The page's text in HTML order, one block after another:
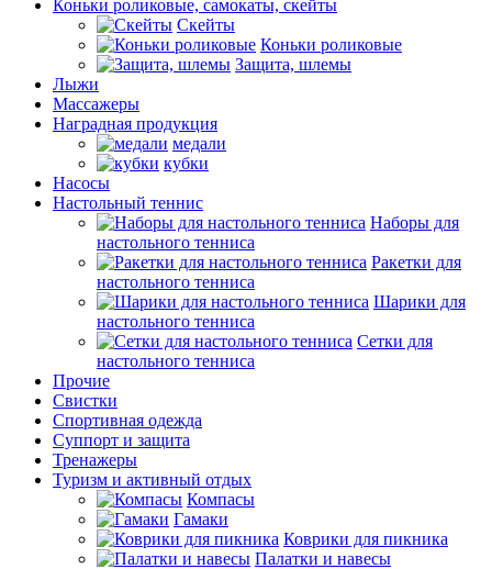
Коньки роликовые, самокаты, скейты
Скейты
Коньки роликовые
Защита, шлемы
Лыжи
Массажеры
Наградная продукция
медали
кубки
Насосы
Настольный теннис
Наборы для
настольного тенниса
Ракетки для
настольного тенниса
Шарики для
настольного тенниса
Сетки для
настольного тенниса
Прочие
Свистки
Спортивная одежда
Суппорт и защита
Тренажеры
Туризм и активный отдых
Компасы
Гамаки
Коврики для пикника
Палатки и навесы